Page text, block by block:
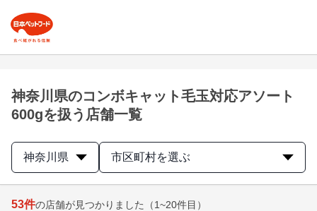
神奈川県のコンボキャット毛玉対応アソート
600gを扱う店舗一覧
神奈川県 市区町村を選ぶ
53件の店舗が見つかりました （1~20件目）